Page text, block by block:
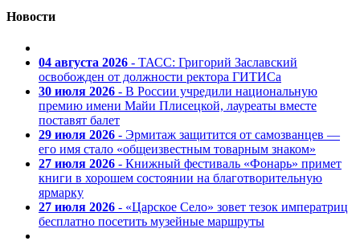
Новости
04 августа 2026 - ТАСС: Григорий Заславский
освобожден от должности ректора ГИТИСа
30 июля 2026 - В России учредили национальную
премию имени Майи Плисецкой, лауреаты вместе
поставят балет
29 июля 2026 - Эрмитаж защитится от самозванцев —
его имя стало «общеизвестным товарным знаком»
27 июля 2026 - Книжный фестиваль «Фонарь» примет
книги в хорошем состоянии на благотворительную
ярмарку
27 июля 2026 - «Царское Село» зовет тезок императриц
бесплатно посетить музейные маршруты